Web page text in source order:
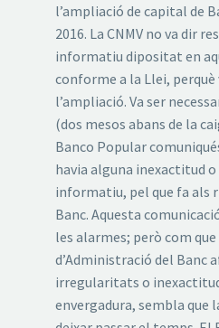
l’ampliació de capital de
2016. La CNMV no va dir
informatiu dipositat en
conforme a la Llei,
l’ampliació. Va ser
(dos mesos abans de la
Banco Popular
havia alguna inexactitud
informatiu, pel que fa als
Banc. Aquesta
les alarmes; però com
d’Administració del Banc
irregularitats o
envergadura, sembla que